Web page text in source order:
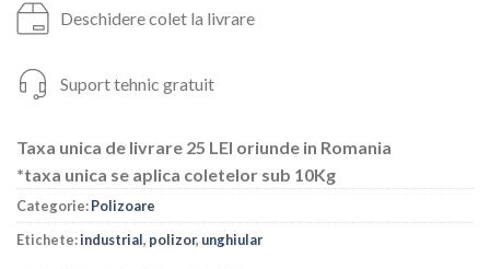
Deschidere colet la livrare
Suport tehnic gratuit
Taxa unica de livrare 25 LEI oriunde in Romania
*taxa unica se aplica coletelor sub 10Kg
Categorie:Polizoare
Etichete:industrial, polizor, unghiular